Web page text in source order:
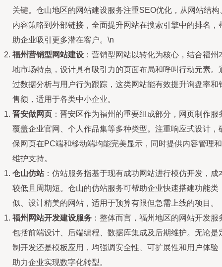
关键。仓山地区的网站建设服务注重SEO优化，从网站结构
内容策略到外部链接，全面提升网站在搜索引擎中的排名，
助企业吸引更多潜在客户。\n
福州营销型网站建设 ：营销型网站以转化为核心，结合福州
地市场特点，设计具有吸引力的页面布局和呼叫行动元素。
过数据分析与用户行为跟踪，这类网站能有效提升询盘率和
售额，适用于各类中小企业。
晋安做网页 ：晋安区作为福州的重要组成部分，网页制作服
覆盖企业官网、个人作品集等多种类型。注重响应式设计，
保网页在PC端和移动端均能完美显示，同时提供内容管理和
维护支持。
仓山仿站：仿站服务指基于现有成功网站进行模仿开发，成
较低且周期短。仓山的仿站服务可帮助企业快速搭建功能类
似、设计精美的网站，适用于预算有限但急需上线的项目。
福州网站开发建设服务 ：整体而言，福州地区的网站开发服
包括前端设计、后端编程、数据库集成及后期维护。无论是
制开发还是模板应用，均强调安全性、可扩展性和用户体验
助力企业实现数字化转型。